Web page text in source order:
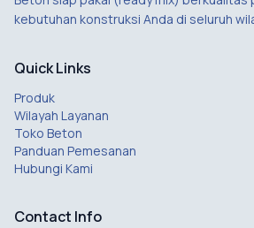
kebutuhan konstruksi Anda di seluruh
Quick Links
Produk
Wilayah Layanan
Toko Beton
Panduan Pemesanan
Hubungi Kami
Contact Info